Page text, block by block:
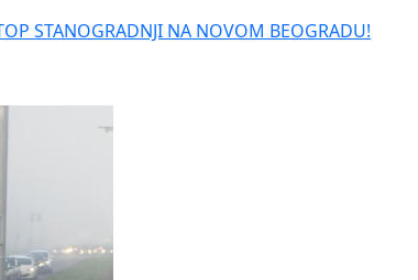
STANOGRADNJI NA NOVOM BEOGRADU!